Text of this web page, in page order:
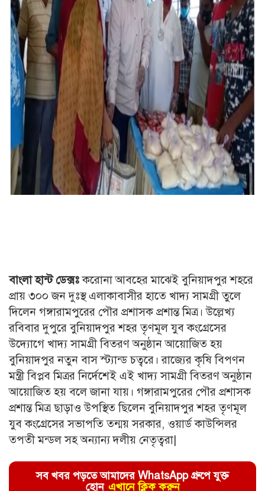
বাংলা হান্ট ডেক্সঃকরোনা আবহের মাঝেই বুনিয়াদপুর শহরে
প্রায় ৩০০ জন দুঃস্থ এলাকাবাসীর হাতে খাদ্য সামগ্রী তুলে
দিলেন গঙ্গারামপুরের পৌর প্রশাসক প্রশান্ত মিত্র। উল্লেখ্য
রবিবার দুপুরে বুনিয়াদপুর শহর তৃণমূল যুব কংগ্রেসের
উদ্যোগে খাদ্য সামগ্রী বিতরণ অনুষ্ঠান আয়োজিত হয়
বুনিয়াদপুর নতুন বাস স্ট্যান্ড চত্বরে। রাজ্যের কৃষি বিপণন
মন্ত্রী বিপ্লব মিত্রর নির্দেশেই এই খাদ্য সামগ্রী বিতরণ অনুষ্ঠান
আয়োজিত হয় বলে জানা যায়। গঙ্গারামপুরের পৌর প্রশাসক
প্রশান্ত মিত্র ছাড়াও উপস্থিত ছিলেন বুনিয়াদপুর শহর তৃণমূল
যুব কংগ্রেসের সভাপতি তন্ময় সরকার, ওয়ার্ড কাউন্সিলর
তপতী মন্ডল সহ অন্যান্য দলীয় নেতৃত্বরা|
সব খবর পড়তে আমাদের WhatsApp গ্রুপে যুক্ত
হোন এখানে ক্লিক করুন